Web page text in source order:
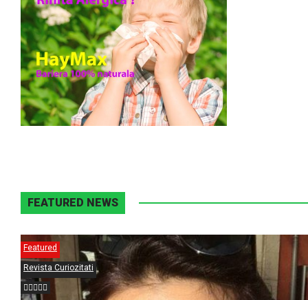
FEATURED NEWS
Featured
Revista Curiozitati